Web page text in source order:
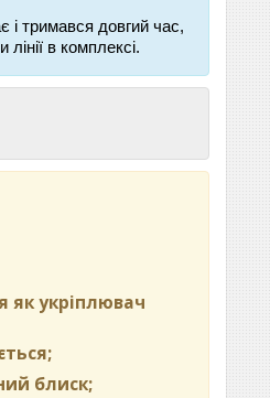
і тримався довгий час,
в комплексі.
як укріплювач
блиск;